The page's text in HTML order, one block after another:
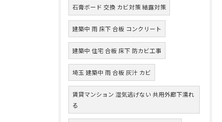
石膏ボード 交換 カビ対策 結露対策
建築中 雨 床下 合板 コンクリート
建築中 住宅 合板 床下 防カビ工事
埼玉 建築中 雨 合板 灰汁 カビ
賃貸マンション 湿気逃げない 共用外廊下濡れ
る